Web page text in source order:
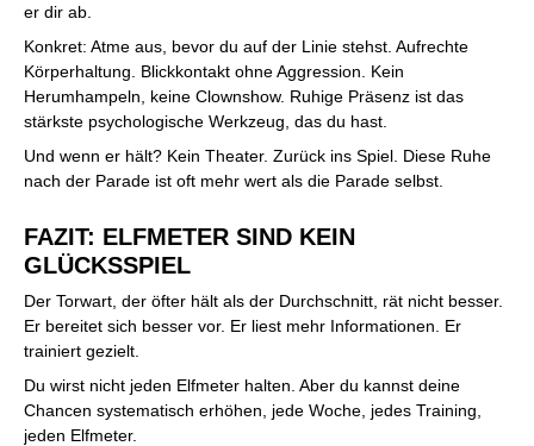
er dir ab.
Konkret: Atme aus, bevor du auf der Linie stehst. Aufrechte
Körperhaltung. Blickkontakt ohne Aggression. Kein
Herumhampeln, keine Clownshow. Ruhige Präsenz ist das
stärkste psychologische Werkzeug, das du hast.
Und wenn er hält? Kein Theater. Zurück ins Spiel. Diese Ruhe
nach der Parade ist oft mehr wert als die Parade selbst.
FAZIT: ELFMETER SIND KEIN
GLÜCKSSPIEL
Der Torwart, der öfter hält als der Durchschnitt, rät nicht besser.
Er bereitet sich besser vor. Er liest mehr Informationen. Er
trainiert gezielt.
Du wirst nicht jeden Elfmeter halten. Aber du kannst deine
Chancen systematisch erhöhen, jede Woche, jedes Training,
jeden Elfmeter.